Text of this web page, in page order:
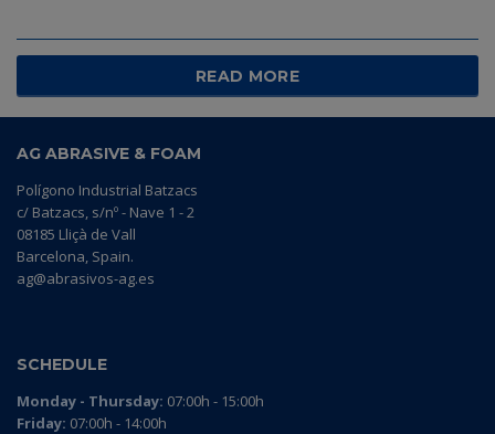
READ MORE
AG ABRASIVE & FOAM
Polígono Industrial Batzacs
c/ Batzacs, s/nº - Nave 1 - 2
08185 Lliçà de Vall
Barcelona, Spain.
ag@abrasivos-ag.es
SCHEDULE
Monday - Thursday: 07:00h - 15:00h
Friday: 07:00h - 14:00h